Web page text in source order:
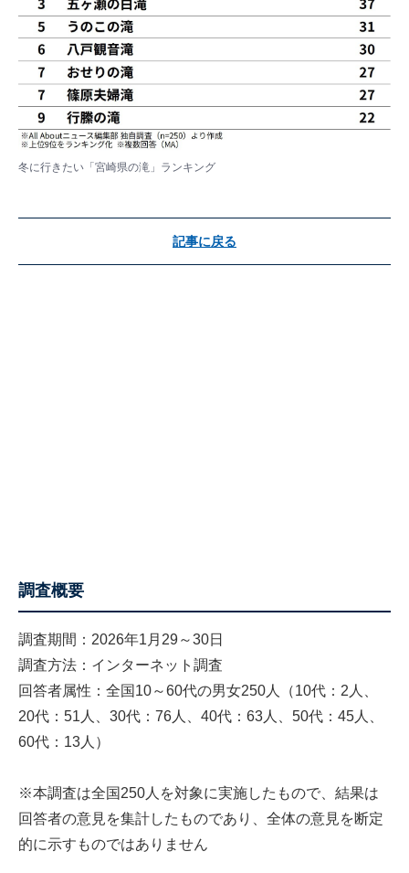
冬に行きたい「宮崎県の滝」ランキング
記事に戻る
調査概要
調査期間：2026年1月29～30日
調査方法：インターネット調査
回答者属性：全国10～60代の男女250人（10代：2人、
20代：51人、30代：76人、40代：63人、50代：45人、
60代：13人）
※本調査は全国250人を対象に実施したもので、結果は
回答者の意見を集計したものであり、全体の意見を断定
的に示すものではありません